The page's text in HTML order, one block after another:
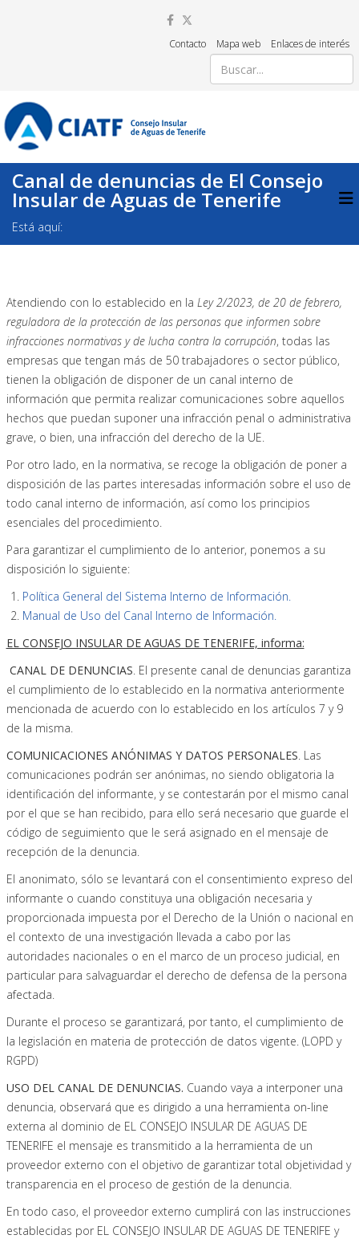
Contacto Mapa web Enlaces de interés
Canal de denuncias de El Consejo
Insular de Aguas de Tenerife
Está aquí:
Atendiendo con lo establecido en la Ley 2/2023, de 20 de febrero,
reguladora de la protección de las personas que informen sobre
infracciones normativas y de lucha contra la corrupción, todas las
empresas que tengan más de 50 trabajadores o sector público,
tienen la obligación de disponer de un canal interno de
información que permita realizar comunicaciones sobre aquellos
hechos que puedan suponer una infracción penal o administrativa
grave, o bien, una infracción del derecho de la UE.
Por otro lado, en la normativa, se recoge la obligación de poner a
disposición de las partes interesadas información sobre el uso de
todo canal interno de información, así como los principios
esenciales del procedimiento.
Para garantizar el cumplimiento de lo anterior, ponemos a su
disposición lo siguiente:
Política General del Sistema Interno de Información.
Manual de Uso del Canal Interno de Información.
EL CONSEJO INSULAR DE AGUAS DE TENERIFE, informa:
CANAL DE DENUNCIAS. El presente canal de denuncias garantiza
el cumplimiento de lo establecido en la normativa anteriormente
mencionada de acuerdo con lo establecido en los artículos 7 y 9
de la misma.
COMUNICACIONES ANÓNIMAS Y DATOS PERSONALES. Las
comunicaciones podrán ser anónimas, no siendo obligatoria la
identificación del informante, y se contestarán por el mismo canal
por el que se han recibido, para ello será necesario que guarde el
código de seguimiento que le será asignado en el mensaje de
recepción de la denuncia.
El anonimato, sólo se levantará con el consentimiento expreso del
informante o cuando constituya una obligación necesaria y
proporcionada impuesta por el Derecho de la Unión o nacional en
el contexto de una investigación llevada a cabo por las
autoridades nacionales o en el marco de un proceso judicial, en
particular para salvaguardar el derecho de defensa de la persona
afectada.
Durante el proceso se garantizará, por tanto, el cumplimiento de
la legislación en materia de protección de datos vigente. (LOPD y
RGPD)
USO DEL CANAL DE DENUNCIAS. Cuando vaya a interponer una
denuncia, observará que es dirigido a una herramienta on-line
externa al dominio de EL CONSEJO INSULAR DE AGUAS DE
TENERIFE el mensaje es transmitido a la herramienta de un
proveedor externo con el objetivo de garantizar total objetividad y
transparencia en el proceso de gestión de la denuncia.
En todo caso, el proveedor externo cumplirá con las instrucciones
establecidas por EL CONSEJO INSULAR DE AGUAS DE TENERIFE y